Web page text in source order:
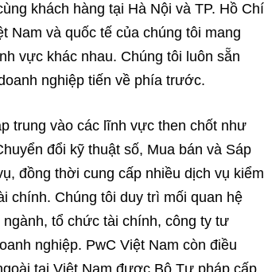
khách hàng tại Hà Nội và TP. Hồ Chí
Nam và quốc tế của chúng tôi mang
vực khác nhau. Chúng tôi luôn sẵn
nghiệp tiến về phía trước.
trung vào các lĩnh vực then chốt như
đổi kỹ thuật số, Mua bán và Sáp
đồng thời cung cấp nhiều dịch vụ kiểm
chính. Chúng tôi duy trì mối quan hệ
tổ chức tài chính, công ty tư
nghiệp. PwC Việt Nam còn điều
tại Việt Nam được Bộ Tư pháp cấp